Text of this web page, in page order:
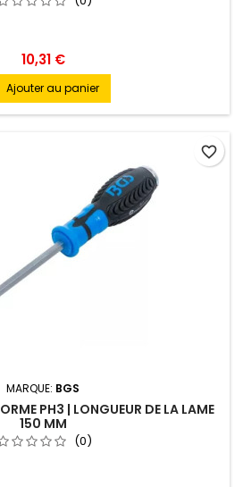
10,31 €
Ajouter au panier
MARQUE: BGS
PH3 | LONGUEUR DE LA LAME
150 MM
(0)
favorite_border